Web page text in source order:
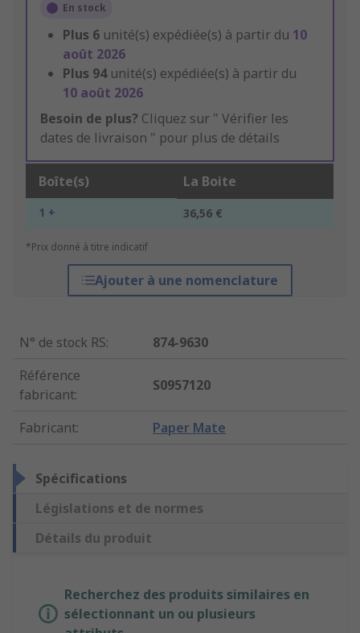
En stock
Plus 6 unité(s) expédiée(s) à partir du 10
août 2026
Plus 94 unité(s) expédiée(s) à partir du
10 août 2026
Besoin de plus? Cliquez sur " Vérifier les
dates de livraison " pour plus de détails
Boîte(s) La Boite
1 + 36,56 €
*Prix donné à titre indicatif
Ajouter à une nomenclature
N° de stock RS:
874-9630
Référence
fabricant:
S0957120
Fabricant: Paper Mate
Spécifications
Législations et de normes
Détails du produit
Recherchez des produits similaires en
sélectionnant un ou plusieurs